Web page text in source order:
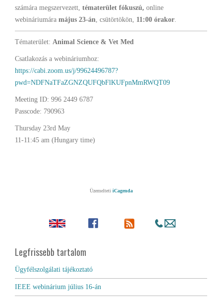
számára megszervezett, tématerület fókuszú, online
webináriumára május 23-án, csütörtökön, 11:00 órakor.
Tématerület: Animal Science & Vet Med
Csatlakozás a webináriumhoz:
https://cabi.zoom.us/j/99624496787?
pwd=NDFNaTFaZGNZQUFQbFlKUFpnMmRWQT09
Meeting ID: 996 2449 6787
Passcode: 790963
Thursday 23rd May
11-11:45 am (Hungary time)
Üzemelteti iCagenda
Legfrissebb tartalom
Ügyfélszolgálati tájékoztató
IEEE webinárium július 16-án